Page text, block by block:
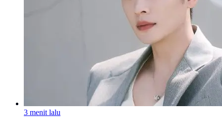
3 menit lalu